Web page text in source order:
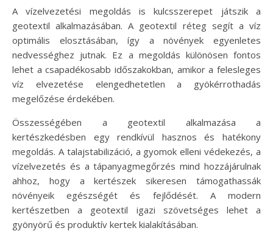
A vízelvezetési megoldás is kulcsszerepet játszik a
geotextil alkalmazásában. A geotextil réteg segít a víz
optimális elosztásában, így a növények egyenletes
nedvességhez jutnak. Ez a megoldás különösen fontos
lehet a csapadékosabb időszakokban, amikor a felesleges
víz elvezetése elengedhetetlen a gyökérrothadás
megelőzése érdekében.
Összességében a geotextil alkalmazása a
kertészkedésben egy rendkívül hasznos és hatékony
megoldás. A talajstabilizáció, a gyomok elleni védekezés, a
vízelvezetés és a tápanyagmegőrzés mind hozzájárulnak
ahhoz, hogy a kertészek sikeresen támogathassák
növényeik egészségét és fejlődését. A modern
kertészetben a geotextil igazi szövetséges lehet a
gyönyörű és produktív kertek kialakításában.